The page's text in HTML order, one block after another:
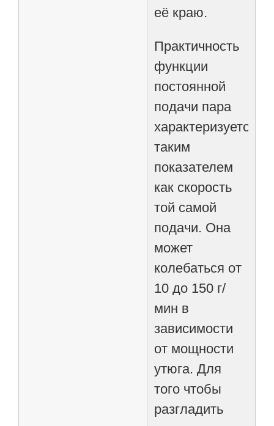
её краю.
Практичность
функции
постоянной
подачи пара
характеризуется
таким
показателем
как скорость
той самой
подачи. Она
может
колебаться от
10 до 150 г/
мин в
зависимости
от мощности
утюга. Для
того чтобы
разгладить